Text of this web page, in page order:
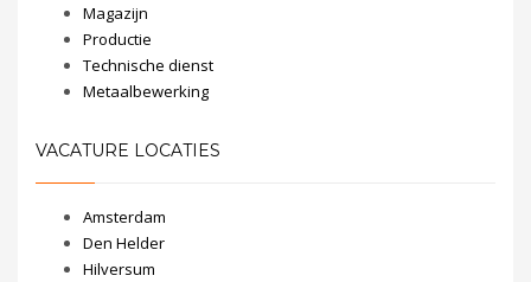
Magazijn
Productie
Technische dienst
Metaalbewerking
VACATURE LOCATIES
Amsterdam
Den Helder
Hilversum